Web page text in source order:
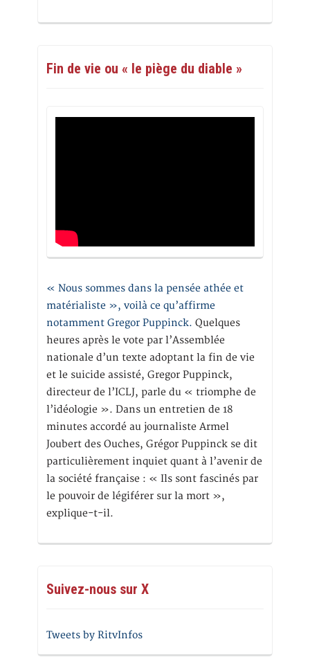
Fin de vie ou « le piège du diable »
« Nous sommes dans la pensée athée et
matérialiste », voilà ce qu’affirme
notamment Gregor Puppinck. Quelques
heures après le vote par l’Assemblée
nationale d’un texte adoptant la fin de vie
et le suicide assisté, Gregor Puppinck,
directeur de l’ICLJ, parle du « triomphe de
l’idéologie ». Dans un entretien de 18
minutes accordé au journaliste Armel
Joubert des Ouches, Grégor Puppinck se dit
particulièrement inquiet quant à l’avenir de
la société française : « Ils sont fascinés par
le pouvoir de légiférer sur la mort »,
explique-t-il.
Suivez-nous sur X
Tweets by RitvInfos